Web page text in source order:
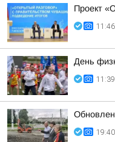
Проект
11:46
День
11:39
19:40